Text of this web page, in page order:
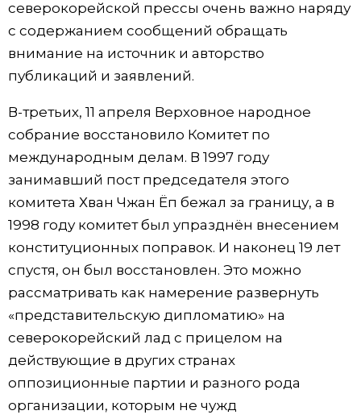
северокорейской прессы очень важно наряду
с содержанием сообщений обращать
внимание на источник и авторство
публикаций и заявлений.
В-третьих, 11 апреля Верховное народное
собрание восстановило Комитет по
международным делам. В 1997 году
занимавший пост председателя этого
комитета Хван Чжан Ёп бежал за границу, а в
1998 году комитет был упразднён внесением
конституционных поправок. И наконец 19 лет
спустя, он был восстановлен. Это можно
рассматривать как намерение развернуть
«представительскую дипломатию» на
северокорейский лад с прицелом на
действующие в других странах
оппозиционные партии и разного рода
организации, которым не чужд